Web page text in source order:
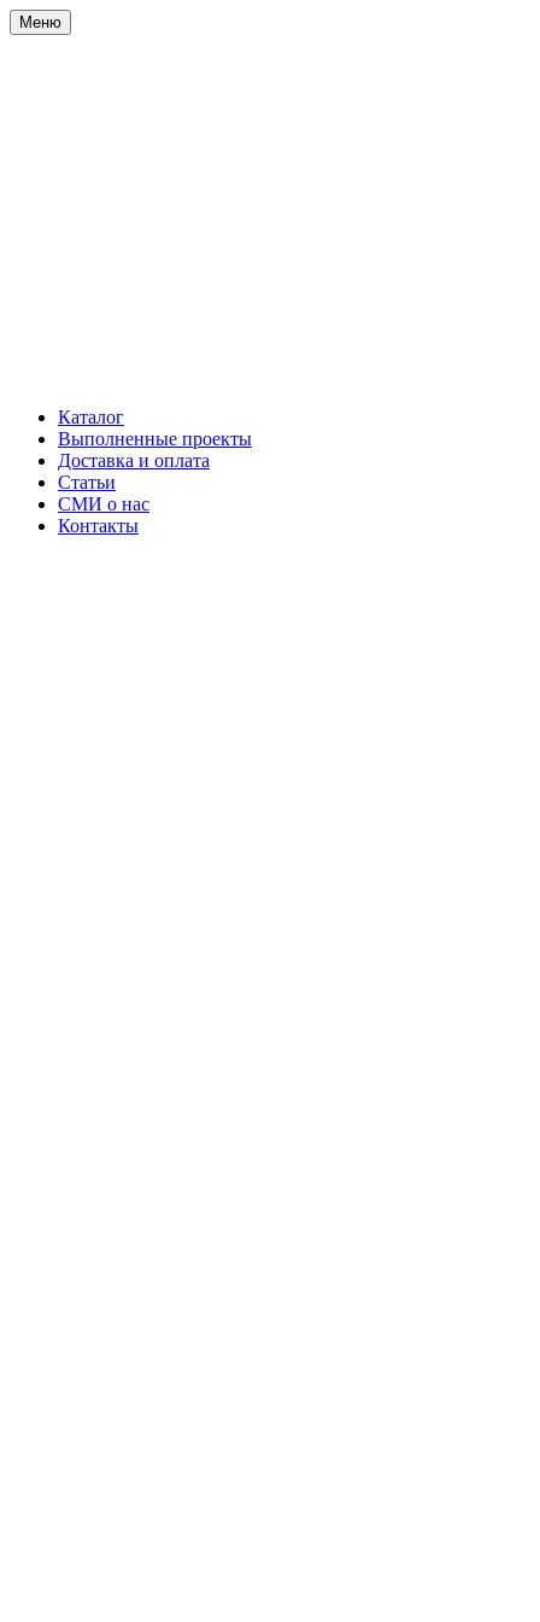
Меню
Каталог
Выполненные проекты
Доставка и оплата
Статьи
СМИ о нас
Контакты